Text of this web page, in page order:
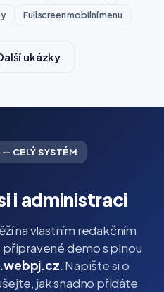
Fullscreen mobilní menu
ukázky
CELÝ SYSTÉM
i administraci
na vlastním redakčním
demo s plnou
. Napište si o
jak snadno přidáte